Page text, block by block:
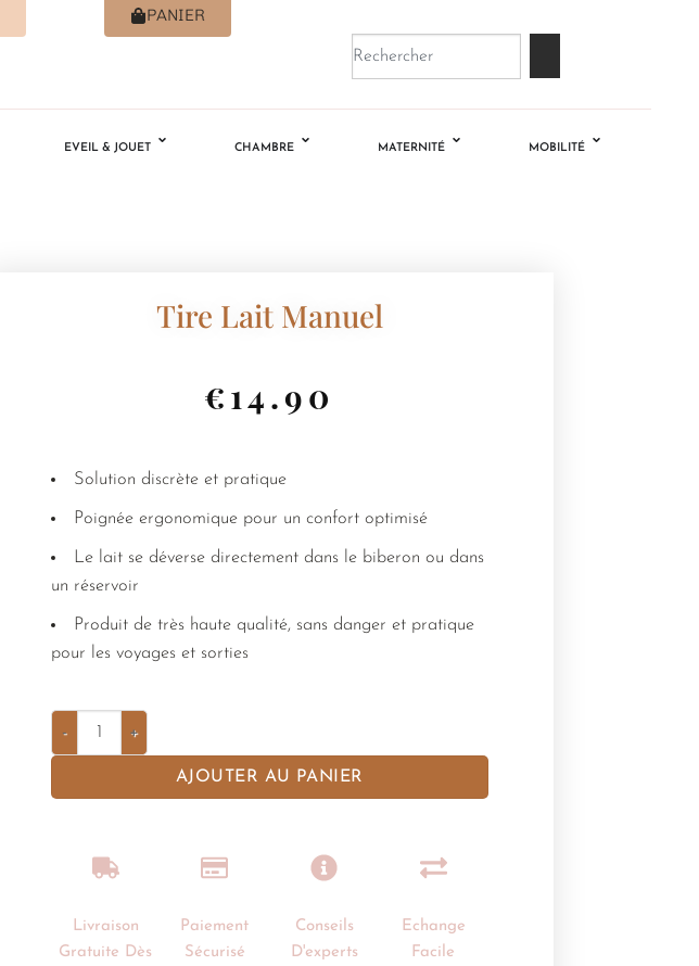
PANIER
EVEIL & JOUET CHAMBRE MATERNITÉ MOBILITÉ
Tire Lait Manuel
€14.90
Solution discrète et pratique
Poignée ergonomique pour un confort optimisé
Le lait se déverse directement dans le biberon ou dans
un réservoir
Produit de très haute qualité, sans danger et pratique
pour les voyages et sorties
AJOUTER AU PANIER
Livraison
Gratuite Dès
Paiement
Sécurisé
Conseils
D'experts
Echange
Facile